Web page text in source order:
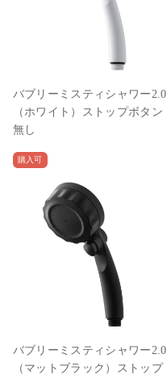
バブリーミスティシャワー2.0
（ホワイト）ストップボタン
無し
購入可
バブリーミスティシャワー2.0
（マットブラック）ストップ